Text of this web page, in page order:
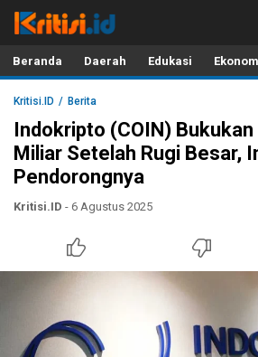
Kritisi.ID
Kritik untuk Negeri!
Beranda Daerah Edukasi
Kritisi.ID Berita
Indokripto (COIN) Bukukan
Miliar Setelah Rugi Besar,
Pendorongnya
Kritisi.ID - 6 Agustus 2025